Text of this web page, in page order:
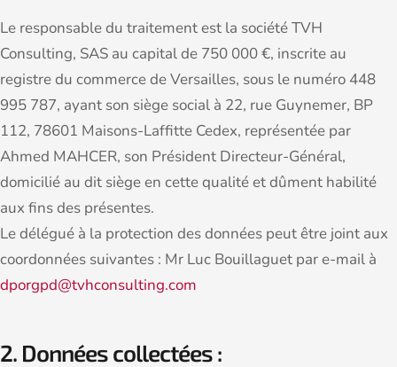
Le responsable du traitement est la société TVH
Consulting, SAS au capital de 750 000 €, inscrite au
registre du commerce de Versailles, sous le numéro 448
995 787, ayant son siège social à 22, rue Guynemer, BP
112, 78601 Maisons-Laffitte Cedex, représentée par
Ahmed MAHCER, son Président Directeur-Général,
domicilié au dit siège en cette qualité et dûment habilité
aux fins des présentes.
Le délégué à la protection des données peut être joint aux
coordonnées suivantes : Mr Luc Bouillaguet par e-mail à
dporgpd@tvhconsulting.com
2. Données collectées :